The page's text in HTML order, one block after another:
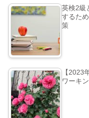
英検2級
するた
策
【2023
ワーキ